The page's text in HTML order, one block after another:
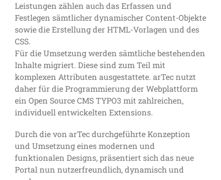
Leistungen zählen auch das Erfassen und
Festlegen sämtlicher dynamischer Content-Objekte
sowie die Erstellung der HTML-Vorlagen und des
CSS.
Für die Umsetzung werden sämtliche bestehenden
Inhalte migriert. Diese sind zum Teil mit
komplexen Attributen ausgestattete. arTec nutzt
daher für die Programmierung der Webplattform
ein Open Source CMS TYPO3 mit zahlreichen,
individuell entwickelten Extensions.
Durch die von arTec durchgeführte Konzeption
und Umsetzung eines modernen und
funktionalen Designs, präsentiert sich das neue
Portal nun nutzerfreundlich, dynamisch und